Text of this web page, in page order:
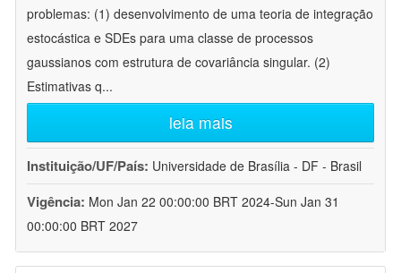
problemas: (1) desenvolvimento de uma teoria de integração
estocástica e SDEs para uma classe de processos
gaussianos com estrutura de covariância singular. (2)
Estimativas q...
leia mais
Instituição/UF/País: Universidade de Brasília - DF - Brasil
Vigência: Mon Jan 22 00:00:00 BRT 2024-Sun Jan 31
00:00:00 BRT 2027